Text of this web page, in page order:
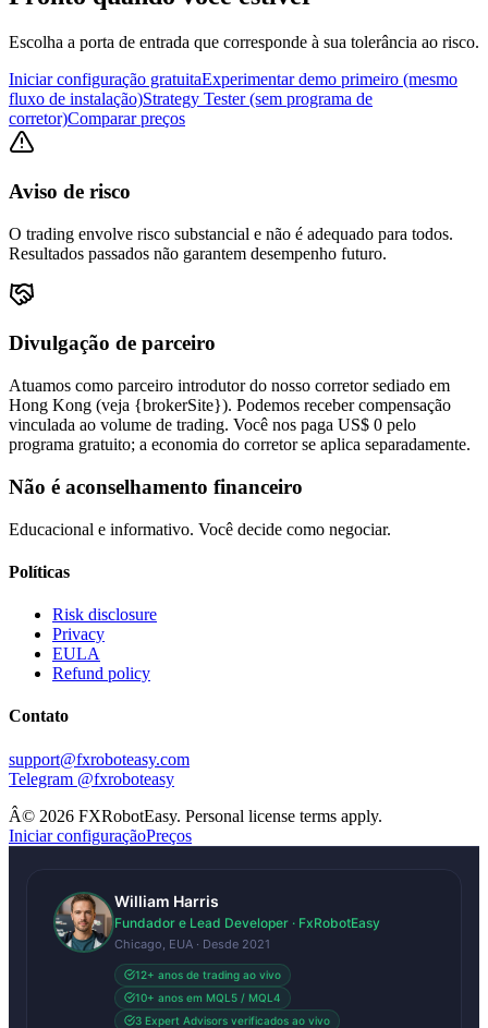
Escolha a porta de entrada que corresponde à sua tolerância ao risco.
Iniciar configuração gratuitaExperimentar demo primeiro (mesmo
fluxo de instalação)Strategy Tester (sem programa de
corretor)Comparar preços
Aviso de risco
O trading envolve risco substancial e não é adequado para todos.
Resultados passados não garantem desempenho futuro.
Divulgação de parceiro
Atuamos como parceiro introdutor do nosso corretor sediado em
Hong Kong (veja {brokerSite}). Podemos receber compensação
vinculada ao volume de trading. Você nos paga US$ 0 pelo
programa gratuito; a economia do corretor se aplica separadamente.
Não é aconselhamento financeiro
Educacional e informativo. Você decide como negociar.
Políticas
Risk disclosure
Privacy
EULA
Refund policy
Contato
support@fxroboteasy.com
Telegram @fxroboteasy
Â© 2026 FXRobotEasy. Personal license terms apply.
Iniciar configuraçãoPreços
William Harris
Fundador e Lead Developer · FxRobotEasy
Chicago, EUA · Desde 2021
12+ anos de trading ao vivo
10+ anos em MQL5 / MQL4
3 Expert Advisors verificados ao vivo